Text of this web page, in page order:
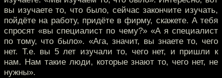
вы изучаете то, что было, сейчас закончите изучать,
пойдёте на работу, придёте в фирму, скажете. А тебя
спросят «вы специалист по чему?» «А я специалист
по тому, что было». «Ага, значит, вы знаете то, чего
нет. Т.е. вы 5 лет изучали то, чего нет, и пришли к
нам. Нам такие люди, которые знают то, чего нет, не
нужны».